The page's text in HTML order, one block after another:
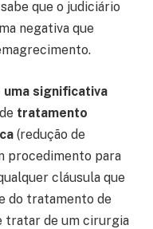
que o judiciário
negativa que
uma significativa
tratamento
(redução de
procedimento para
cláusula que
do tratamento de
tratar de um cirurgia